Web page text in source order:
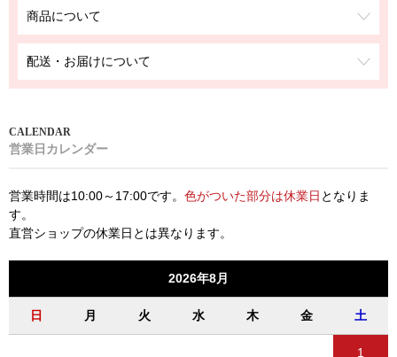
商品について
配送・お届けについて
営業日カレンダー
営業時間は10:00～17:00です。 色がついた部分は休業日 となりま
す。
直営ショップの休業日とは異なります。
2026年8月
日 月 火 水 木 金 土
1